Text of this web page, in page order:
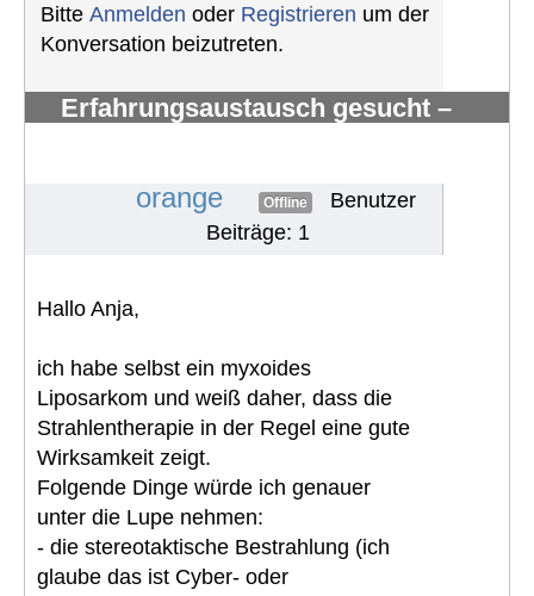
Bitte Anmelden oder Registrieren um der
Konversation beizutreten.
Erfahrungsaustausch gesucht –
orange Offline
Benutzer
Beiträge: 1
Hallo Anja,
ich habe selbst ein myxoides
Liposarkom und weiß daher, dass die
Strahlentherapie in der Regel eine gute
Wirksamkeit zeigt.
Folgende Dinge würde ich genauer
unter die Lupe nehmen:
- die stereotaktische Bestrahlung (ich
glaube das ist Cyber- oder